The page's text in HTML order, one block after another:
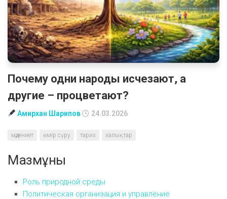
Почему одни народы исчезают, а
другие – процветают?
Амирхан Шарипов 24.03.2026
мәдениет өмір сүру тарих халықтар
Мазмұны
Роль природной среды
Политическая организация и управление